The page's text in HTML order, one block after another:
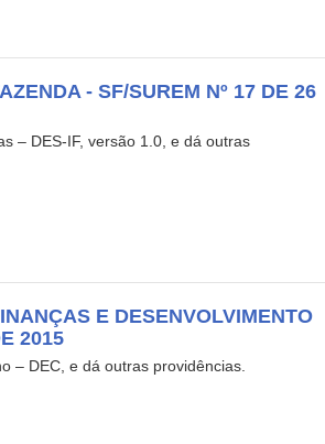
- SF/SUREM Nº 17 DE 26
– DES-IF, versão 1.0, e dá outras
E DESENVOLVIMENTO
2015
– DEC, e dá outras providências.